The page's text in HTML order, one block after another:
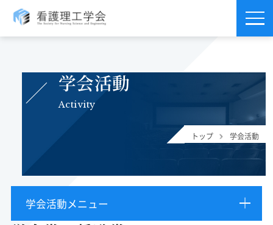
学会活動
Activity
トップ 学会活動
学会活動メニュー